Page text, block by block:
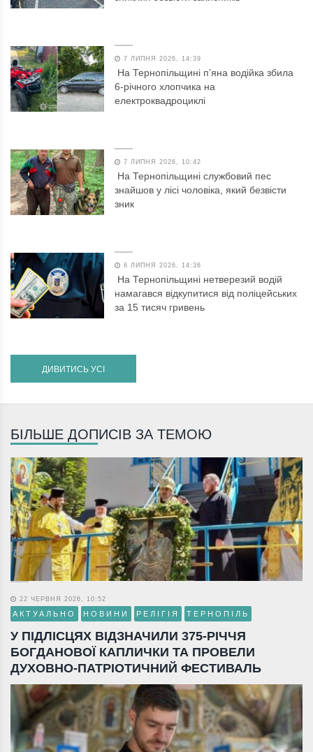
7 ЛИПНЯ 2026, 14:39
На Тернопільщині п’яна водійка збила
6-річного хлопчика на
електроквадроциклі
7 ЛИПНЯ 2026, 10:42
На Тернопільщині службовий пес
знайшов у лісі чоловіка, який безвісти
зник
6 ЛИПНЯ 2026, 14:36
На Тернопільщині нетверезий водій
намагався відкупитися від поліцейських
за 15 тисяч гривень
ДИВИТИСЬ УСІ
БІЛЬШЕ ДОПИСІВ ЗА ТЕМОЮ
22 ЧЕРВНЯ 2026, 10:52
АКТУАЛЬНО НОВИНИ РЕЛІГІЯ ТЕРНОПІЛЬ
У ПІДЛІСЦЯХ ВІДЗНАЧИЛИ 375-РІЧЧЯ
БОГДАНОВОЇ КАПЛИЧКИ ТА ПРОВЕЛИ
ДУХОВНО-ПАТРІОТИЧНИЙ ФЕСТИВАЛЬ